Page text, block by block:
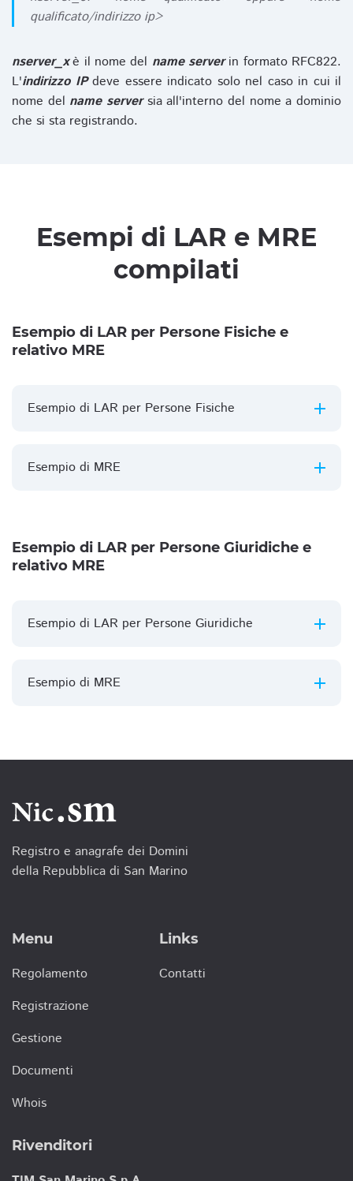
qualificato/indirizzo ip>
nserver_xè il nome del name serverin formato RFC822.
L'indirizzo IPdeve essere indicato solo nel caso in cui il
nome del name serversia all'interno del nome a dominio
che si sta registrando.
Esempi di LAR e MRE
compilati
Esempio di LAR per Persone Fisiche e
relativo MRE
Esempio di LAR per Persone Fisiche
Esempio di MRE
Esempio di LAR per Persone Giuridiche e
relativo MRE
Esempio di LAR per Persone Giuridiche
Esempio di MRE
Registro e anagrafe dei Domini
della Repubblica di San Marino
Menu
Regolamento
Registrazione
Gestione
Documenti
Whois
Links
Contatti
Rivenditori